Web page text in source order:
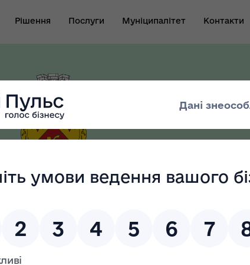
Рішення Послуги Муніципалітет Контакти